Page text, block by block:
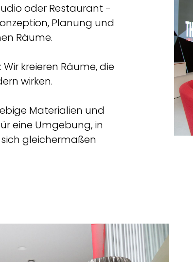
oder Restaurant -
Planung und
Räume.
kreieren Räume, die
wirken.
Materialien und
eine Umgebung, in
gleichermaßen